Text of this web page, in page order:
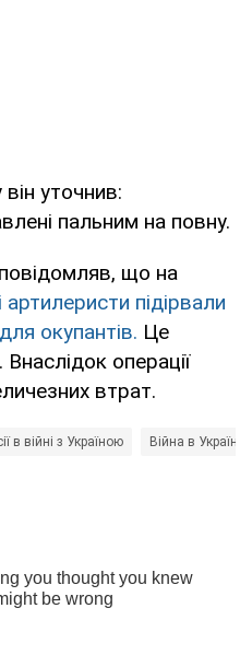
уточнив:
пальним на повну.
повідомляв, що на
артилеристи підірвали
окупантів. Це
операції
втрат.
в війні з Україною Війна в Україні